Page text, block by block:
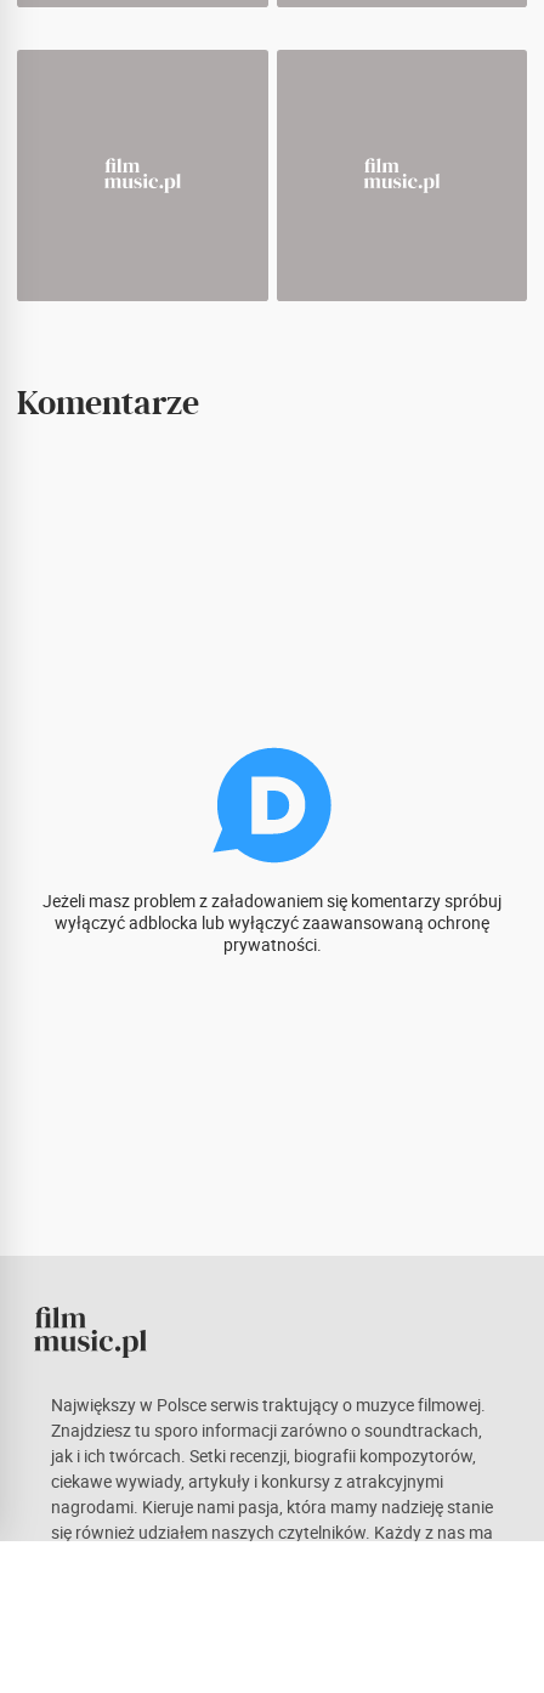
Komentarze
Jeżeli masz problem z załadowaniem się komentarzy spróbuj
wyłączyć adblocka lub wyłączyć zaawansowaną ochronę
prywatności.
Największy w Polsce serwis traktujący o muzyce filmowej.
Znajdziesz tu sporo informacji zarówno o soundtrackach,
jak i ich twórcach. Setki recenzji, biografii kompozytorów,
ciekawe wywiady, artykuły i konkursy z atrakcyjnymi
nagrodami. Kieruje nami pasja, która mamy nadzieję stanie
się również udziałem naszych czytelników. Każdy z nas ma